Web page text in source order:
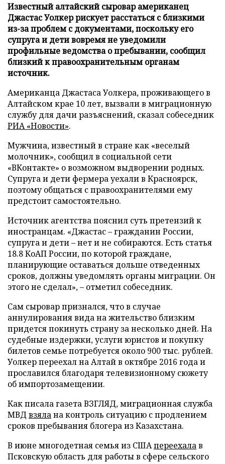
Известный алтайский сыровар американец
Джастас Уолкер рискует расстаться с близкими
из-за проблем с документами, поскольку его
супруга и дети вовремя не уведомили
профильные ведомства о пребывании, сообщил
близкий к правоохранительным органам
источник.
Американца Джастаса Уолкера, проживающего в
Алтайском крае 10 лет, вызвали в миграционную
службу для дачи разъяснений, сказал собеседник
РИА «Новости».
Мужчина, известный в стране как «веселый
молочник», сообщил в социальной сети
«ВКонтакте» о возможном выдворении родных.
Супруга и дети фермера уехали в Красноярск,
поэтому общаться с правоохранителями ему
предстоит самостоятельно.
Источник агентства пояснил суть претензий к
иностранцам. «Джастас – гражданин России,
супруга и дети – нет и не собираются. Есть статья
18.8 КоАП России, по которой граждане,
планирующие оставаться дольше отведенных
сроков, должны уведомлять органы миграции. Он
этого не сделал», – отметил собеседник.
Сам сыровар признался, что в случае
аннулирования вида на жительство близким
придется покинуть страну за несколько дней. На
судебные издержки, услуги юристов и покупку
билетов семье потребуется около 900 тыс. рублей.
Уолкер переехал на Алтай в октябре 2016 года и
прославился благодаря телевизионному сюжету
об импортозамещении.
Как писала газета ВЗГЛЯД, миграционная служба
МВД взялана контроль ситуацию с продлением
сроков пребывания блогера из Казахстана.
В июне многодетная семья из СШАпереехалав
Псковскую область для работы в сфере сельского